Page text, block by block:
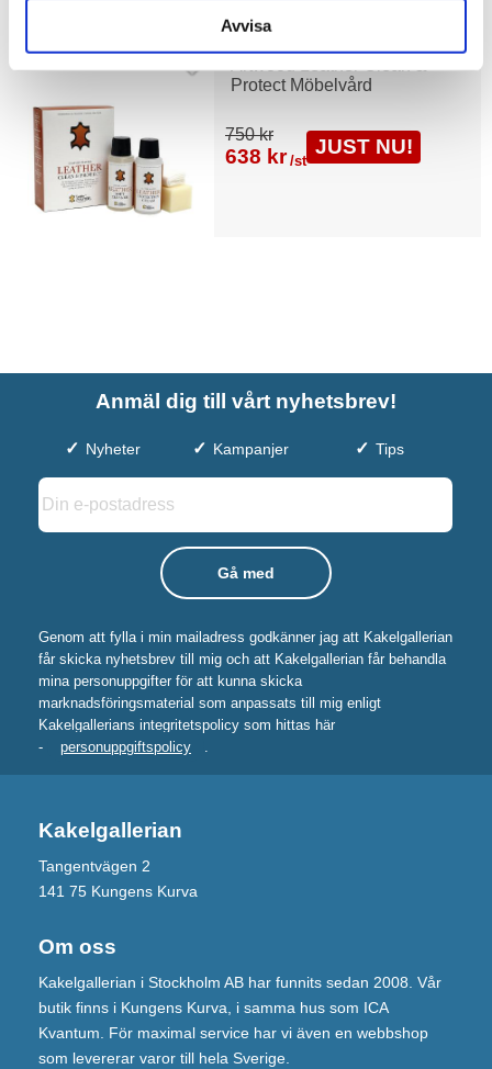
Avvisa
Protect Möbelvård
750 kr
638 kr /st
JUST NU!
Anmäl dig till vårt nyhetsbrev!
Nyheter Kampanjer Tips
Genom att fylla i min mailadress godkänner jag att Kakelgallerian
får skicka nyhetsbrev till mig och att Kakelgallerian får behandla
mina personuppgifter för att kunna skicka
marknadsföringsmaterial som anpassats till mig enligt
Kakelgallerians integritetspolicy som hittas här
-
personuppgiftspolicy .
Kakelgallerian
Tangentvägen 2
141 75 Kungens Kurva
Om oss
Kakelgallerian i Stockholm AB har funnits sedan 2008. Vår
butik finns i Kungens Kurva, i samma hus som ICA
Kvantum. För maximal service har vi även en webbshop
som levererar varor till hela Sverige.